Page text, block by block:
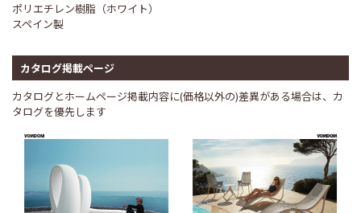
ポリエチレン樹脂（ホワイト）
スペイン製
カタログ掲載ページ
カタログとホームページ掲載内容に(価格以外の)差異がある場合は、カ
タログを優先します